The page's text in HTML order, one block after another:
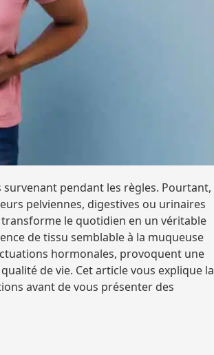
survenant pendant les règles. Pourtant,
pelviennes, digestives ou urinaires
le quotidien en un véritable
de tissu semblable à la muqueuse
hormonales, provoquent une
de vie. Cet article vous explique la
avant de vous présenter des